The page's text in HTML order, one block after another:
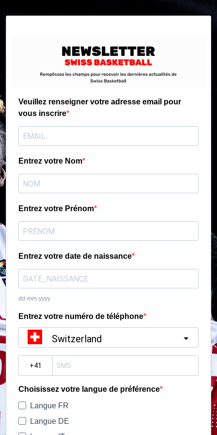
Veuillez renseigner votre adresse email pour
vous inscrire
Entrez votre Nom
Entrez votre Prénom
Entrez votre date de naissance
dd-mm-yyyy
Entrez votre numéro de téléphone
Switzerland
Choisissez votre langue de préférence
Langue FR
Langue DE